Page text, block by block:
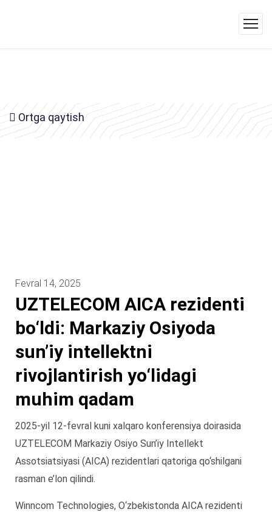
Ortga qaytish
Fevral 14, 2025
UZTELECOM AICA rezidenti
bo‘ldi: Markaziy Osiyoda
sun’iy intellektni
rivojlantirish yo‘lidagi
muhim qadam
2025-yil 12-fevral kuni xalqaro konferensiya doirasida
UZTELECOM Markaziy Osiyo Sun’iy Intellekt
Assotsiatsiyasi (AICA) rezidentlari qatoriga qo‘shilgani
rasman e’lon qilindi.
Winncom Technologies, O‘zbekistonda AICA rezidenti